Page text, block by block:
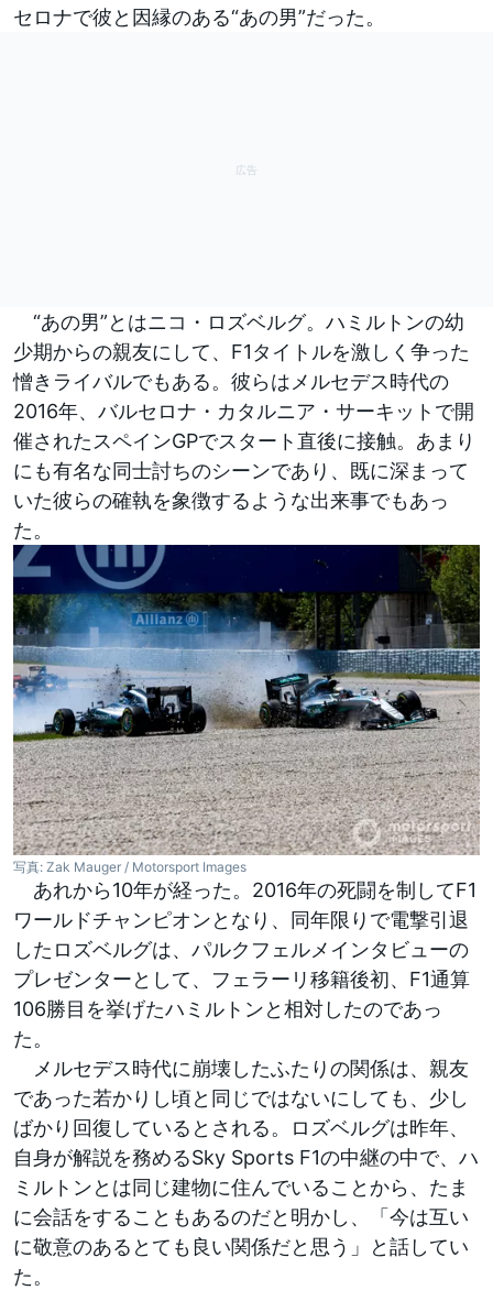
セロナで彼と因縁のある“あの男”だった。
“あの男”とはニコ・ロズベルグ。ハミルトンの幼
少期からの親友にして、F1タイトルを激しく争った
憎きライバルでもある。彼らはメルセデス時代の
2016年、バルセロナ・カタルニア・サーキットで開
催されたスペインGPでスタート直後に接触。あまり
にも有名な同士討ちのシーンであり、既に深まって
いた彼らの確執を象徴するような出来事でもあっ
た。
写真: Zak Mauger / Motorsport Images
あれから10年が経った。2016年の死闘を制してF1
ワールドチャンピオンとなり、同年限りで電撃引退
したロズベルグは、パルクフェルメインタビューの
プレゼンターとして、フェラーリ移籍後初、F1通算
106勝目を挙げたハミルトンと相対したのであっ
た。
メルセデス時代に崩壊したふたりの関係は、親友
であった若かりし頃と同じではないにしても、少し
ばかり回復しているとされる。ロズベルグは昨年、
自身が解説を務めるSky Sports F1の中継の中で、ハ
ミルトンとは同じ建物に住んでいることから、たま
に会話をすることもあるのだと明かし、「今は互い
に敬意のあるとても良い関係だと思う」と話してい
た。